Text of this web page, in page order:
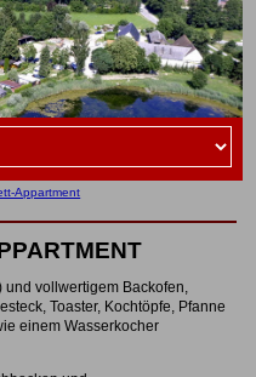
Appartment
vollwertigem Backofen,
Toaster, Kochtöpfe, Pfanne
einem Wasserkocher